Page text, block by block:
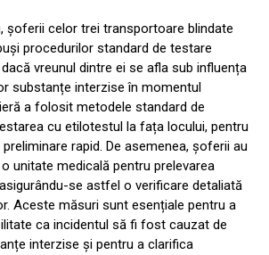
șoferii celor trei transportoare blindate
procedurilor standard de testare
vreunul dintre ei se afla sub influența
substanțe interzise în momentul
a folosit metodele standard de
cu etilotestul la fața locului, pentru
rapid. De asemenea, șoferii au
unitate medicală pentru prelevarea
se astfel o verificare detaliată
Aceste măsuri sunt esențiale pentru a
ca incidentul să fi fost cauzat de
interzise și pentru a clarifica